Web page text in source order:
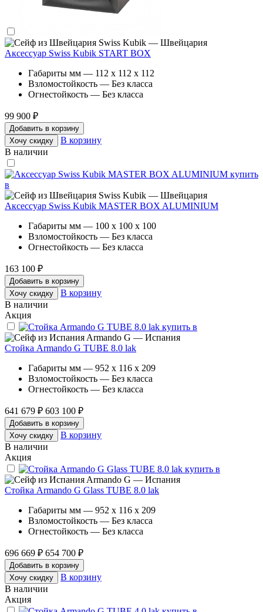
Swiss Kubik — Швейцария
Аксессуар Swiss Kubik START BOX
Габариты мм — 112 x 112 x 112
Взломостойкость — Без класса
Огнестойкость — Без класса
99 900 ₽
Добавить в корзину
Хочу скидку
В корзину
В наличии
Swiss Kubik — Швейцария
Аксессуар Swiss Kubik MASTER BOX ALUMINIUM
Габариты мм — 100 x 100 x 100
Взломостойкость — Без класса
Огнестойкость — Без класса
163 100 ₽
Добавить в корзину
Хочу скидку
В корзину
В наличии
Акция
Armando G — Испания
Стойка Armando G TUBE 8.0 lak
Габариты мм — 952 x 116 x 209
Взломостойкость — Без класса
Огнестойкость — Без класса
641 679 ₽ 603 100 ₽
Добавить в корзину
Хочу скидку
В корзину
В наличии
Акция
Armando G — Испания
Стойка Armando G Glass TUBE 8.0 lak
Габариты мм — 952 x 116 x 209
Взломостойкость — Без класса
Огнестойкость — Без класса
696 669 ₽ 654 700 ₽
Добавить в корзину
Хочу скидку
В корзину
В наличии
Акция